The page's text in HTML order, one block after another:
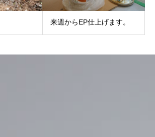
来週からEP仕上げます。